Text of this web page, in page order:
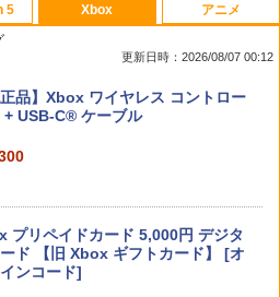
10限定！お買い物マラソン×5の
｜ポイント最大49.5倍】【新品】
まれ どうぶつの森 Nintendo Switc
※レターパック全国送料無料
｜ポイント最大49.5倍】【新品】
れ どうぶつの森 Nintendo Switc
Switch2【日曜日以外即日発
ム 橙鬼 ハイグレードモデル FPS
向上 リング シリコン製 国産 ステ
ク スポンジ PS5 PS4 SWITCH コン
無料【BRICK game テトリス
ゲーム機】ゲームウォッチ ゲ
レトロゲーム 景品 粗品 携
ンプル 単3電池 ミニゲーム
い GAME ポータブル ボケ防
し
2] ぽこ あ ポケモン エキスパン
】 バグズ・ライフ [レンタル落ち]
[ブルーレイ]
ラトゥーン レイダース|オンライン
版
ラトゥーン レイダース -Switch2
5
5 デジタル・エディション
専用 Console Language: Japan
of Reincarnation -PS5 【特典】
クトコード 封入
Xbox
更新日時：2026/08/07 00:12
正品】Xbox ワイヤレス コントロー
+ USB-C® ケーブル
プリペイドカード 5,000円 デジタ
ド 【旧 Xbox ギフトカード】 [オ
ンコード]
アニメ